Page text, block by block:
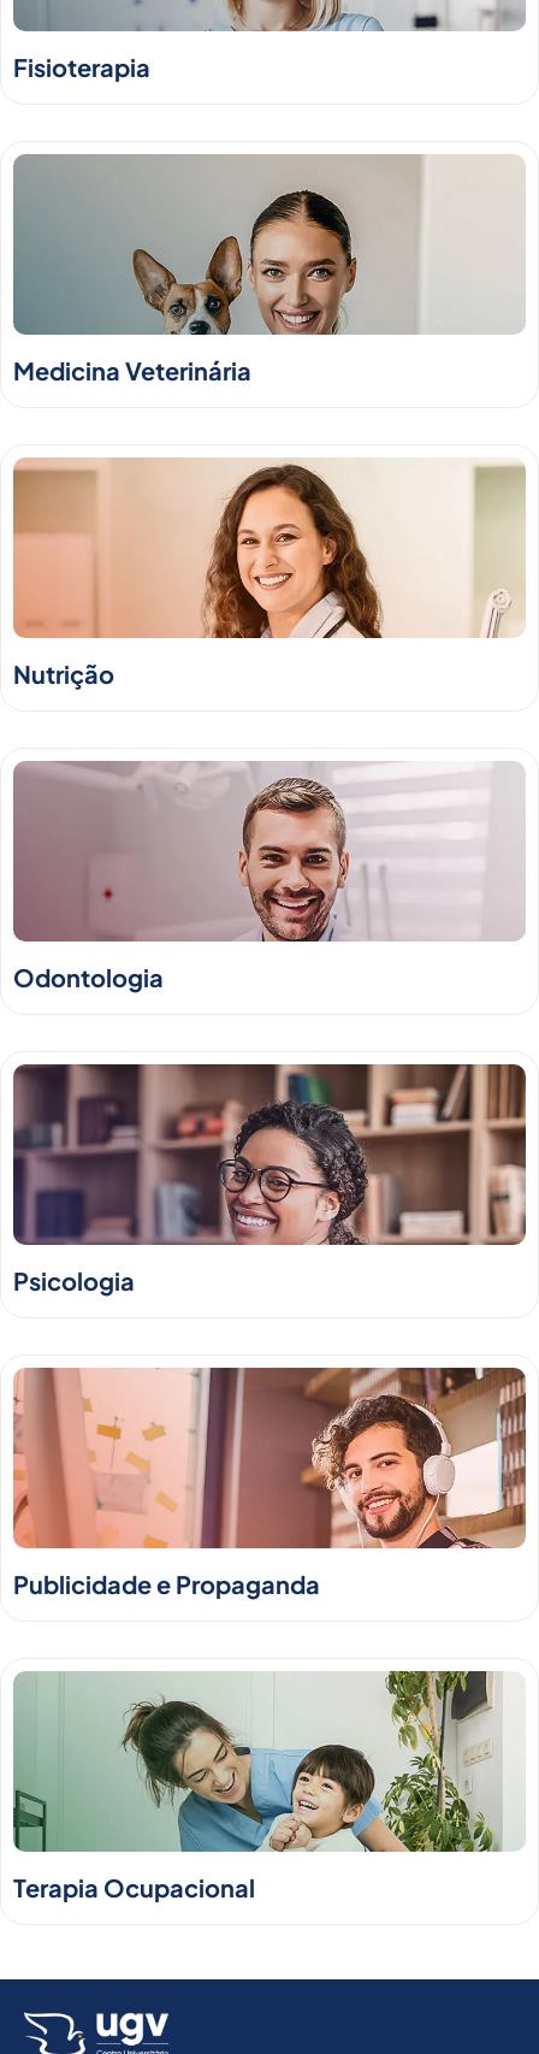
Fisioterapia
Medicina Veterinária
Nutrição
Odontologia
Psicologia
Publicidade e Propaganda
Terapia Ocupacional